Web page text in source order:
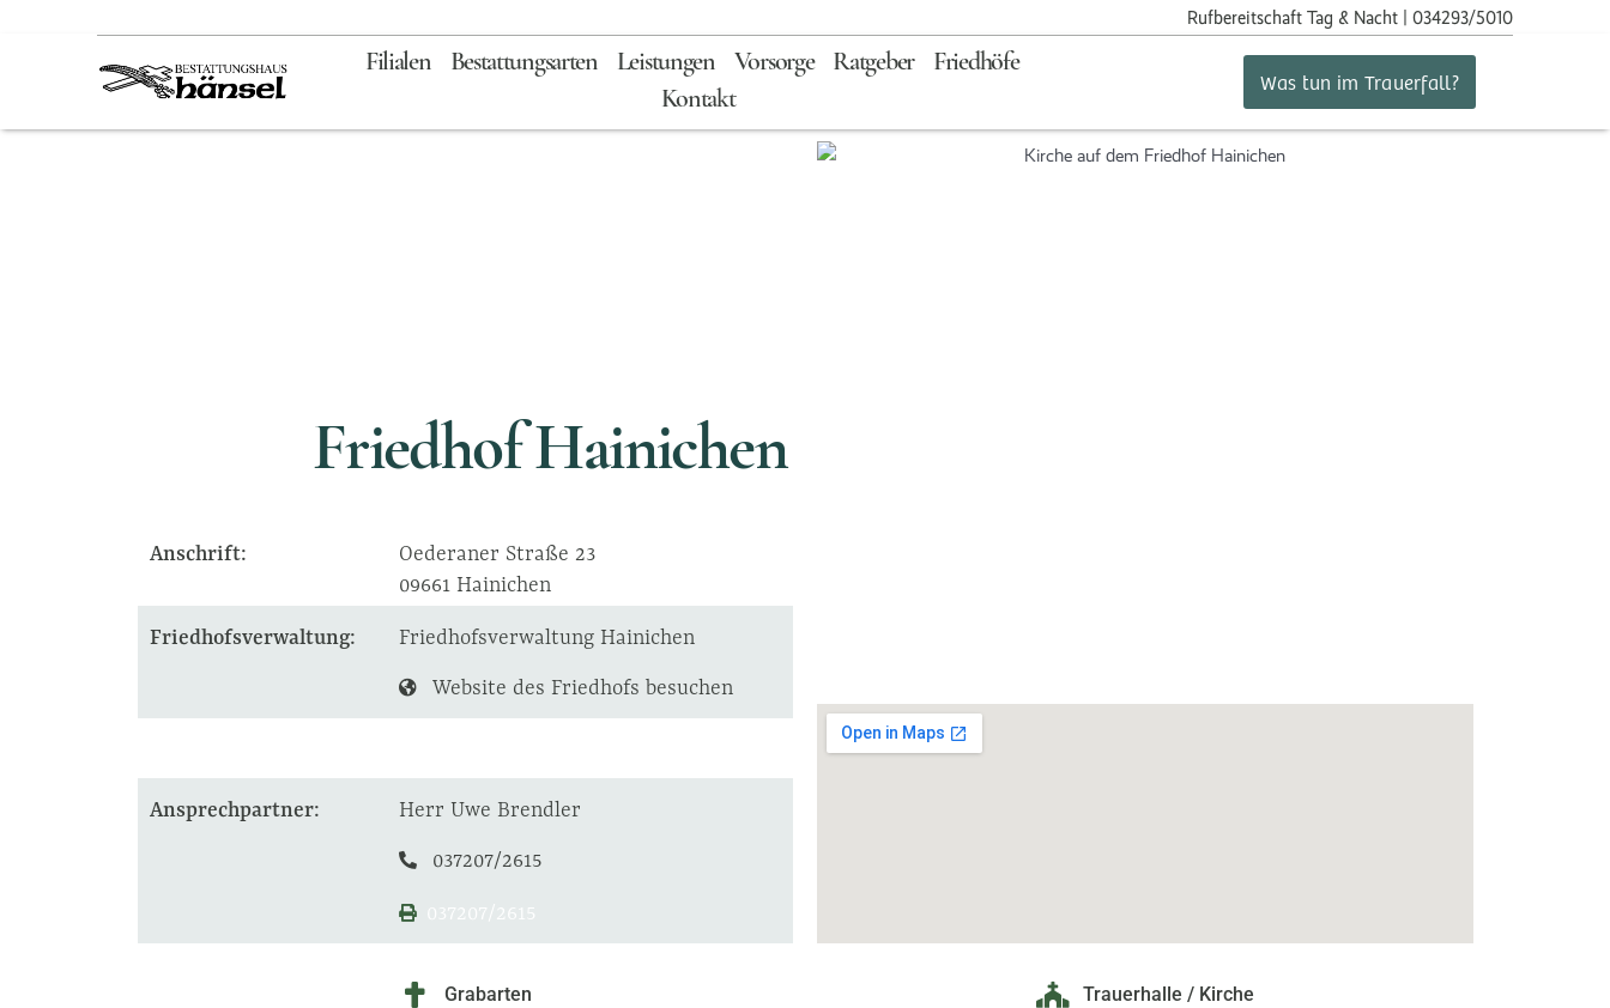
RufbereitschaftTag & Nacht | 034293/5010
Filialen Bestattungsarten Leistungen Vorsorge Ratgeber
Friedhöfe
Kontakt
Was tun im Trauerfall?
Friedhof Hainichen
Anschrift:
Oederaner Straße 23
09661 Hainichen
Friedhofsverwaltung:
Friedhofsverwaltung Hainichen
Website des Friedhofs besuchen
Ansprechpartner:
Herr Uwe Brendler
037207/2615
037207/2615
Grabarten Trauerhalle / Kirche